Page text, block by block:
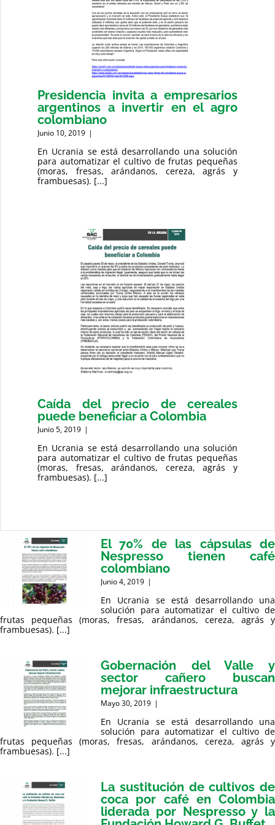
Presidencia invita a empresarios
argentinos a invertir en el agro
colombiano
Junio 10, 2019 |
En Ucrania se está desarrollando una solución
para automatizar el cultivo de frutas pequeñas
(moras, fresas, arándanos, cereza, agrás y
frambuesas). [...]
Caída del precio de cereales
puede beneficiar a Colombia
Junio 5, 2019 |
En Ucrania se está desarrollando una solución
para automatizar el cultivo de frutas pequeñas
(moras, fresas, arándanos, cereza, agrás y
frambuesas). [...]
El 70% de las cápsulas de
Nespresso tienen café
colombiano
Junio 4, 2019 |
En Ucrania se está desarrollando una
solución para automatizar el cultivo de
frutas pequeñas (moras, fresas, arándanos, cereza, agrás y
frambuesas). [...]
Gobernación del Valle y
sector cañero buscan
mejorar infraestructura
Mayo 30, 2019 |
En Ucrania se está desarrollando una
solución para automatizar el cultivo de
frutas pequeñas (moras, fresas, arándanos, cereza, agrás y
frambuesas). [...]
La sustitución de cultivos de
coca por café en Colombia
liderada por Nespresso y la